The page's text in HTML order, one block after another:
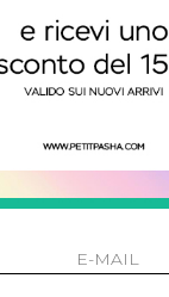
ALLA
le condizioni